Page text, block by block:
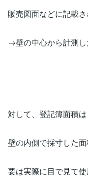
販売図面などに記載
→壁の中心から計測
対して、登記簿面積は
壁の内側で採寸した面
要は実際に目で見て使